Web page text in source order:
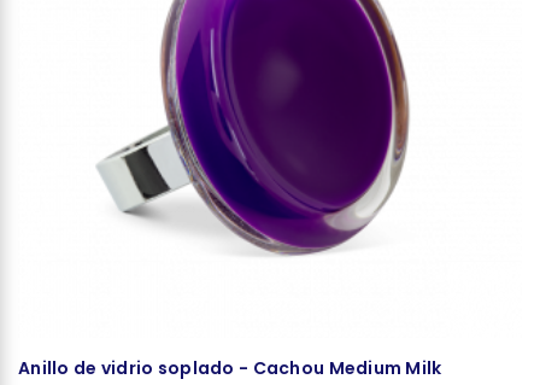
Anillo de vidrio soplado - Cachou Medium Milk